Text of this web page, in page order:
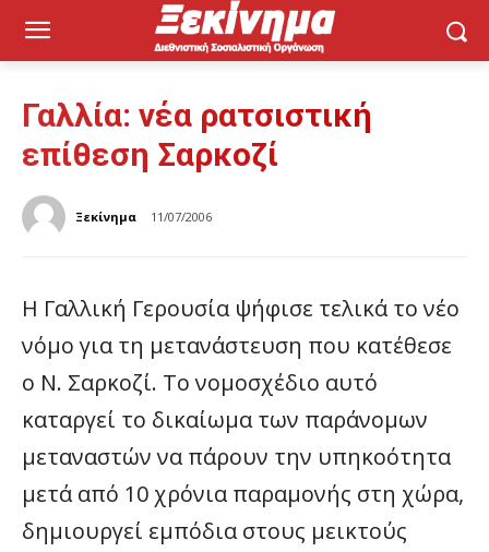
Γαλλία: νέα ρατσιστική
επίθεση Σαρκοζί
Ξεκίνημα 11/07/2006
Η Γαλλική Γερουσία ψήφισε τελικά το νέο
νόμο για τη μετανάστευση που κατέθεσε
ο Ν. Σαρκοζί. Το νομοσχέδιο αυτό
καταργεί το δικαίωμα των παράνομων
μεταναστών να πάρουν την υπηκοότητα
μετά από 10 χρόνια παραμονής στη χώρα,
δημιουργεί εμπόδια στους μεικτούς